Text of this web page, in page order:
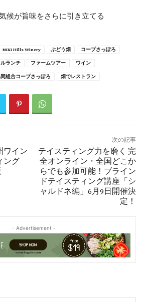
候が旨味をさらに引き立てる
NIKI Hills Winery ぶどう畑 コープさっぽろ
ランチ ファームツアー ワイン
組合コープさっぽろ 畑でレストラン
ワイン
ング
次の記事
テイスティング力を磨く 完
全オンライン・全国どこか
らでも参加可能！ブライン
ドテイスティング講座「シ
ャルドネ編」6月9日開催決
定！
- Advertisement -